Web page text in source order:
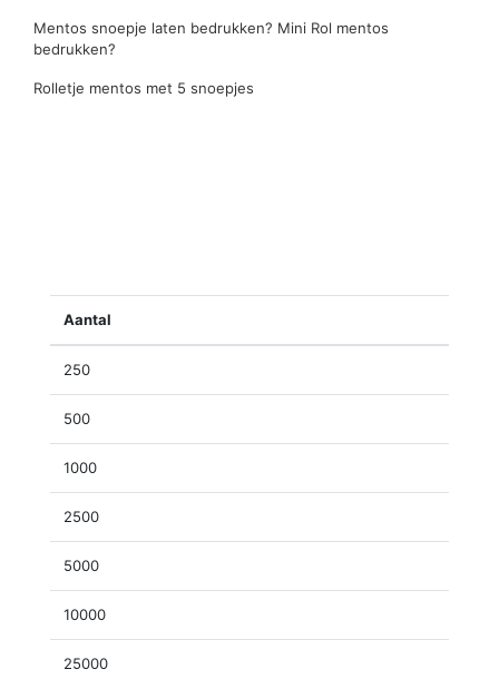
Mentos snoepje laten bedrukken? Mini Rol mentos
bedrukken?
Rolletje mentos met 5 snoepjes
Aantal
250
500
1000
2500
5000
10000
25000